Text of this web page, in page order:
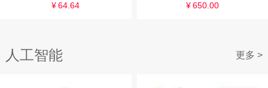
¥ 64.64 ¥ 650.00
人工智能 更多 >